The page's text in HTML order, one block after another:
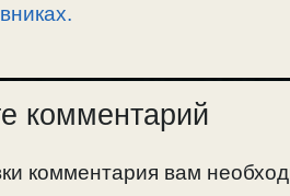
комментарий
комментария вам